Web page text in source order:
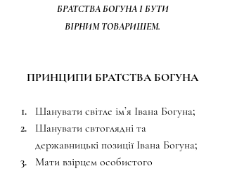
БРАТСТВА БОГУНА І БУТИ
ВІРНИМ ТОВАРИШЕМ.
ПРИНЦИПИ БРАТСТВА БОГУНА
﻿﻿﻿Шанувати світле імʼя Івана Богуна;
﻿﻿﻿Шанувати свтоглядні та
державницькі позиції Івана Богуна;
﻿﻿﻿Мати взірцем особистого